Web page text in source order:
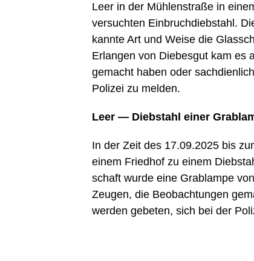
Leer in der Müh­len­stra­ße in
ver­such­ten Ein­bruch­dieb­stahl.
kann­te Art und Wei­se die
Erlan­gen von Die­bes­gut kam es
gemacht haben oder
Poli­zei zu melden.
Leer — Dieb­stahl einer
In der Zeit des 17.09.2025 bis
einem Fried­hof zu einem
schaft wur­de eine Grab­lam­pe
Zeu­gen, die Beob­ach­tun­gen
wer­den gebe­ten, sich bei der